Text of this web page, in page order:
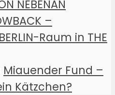
NEBENAN
–
Raum in THE
Miauender Fund –
Kätzchen?